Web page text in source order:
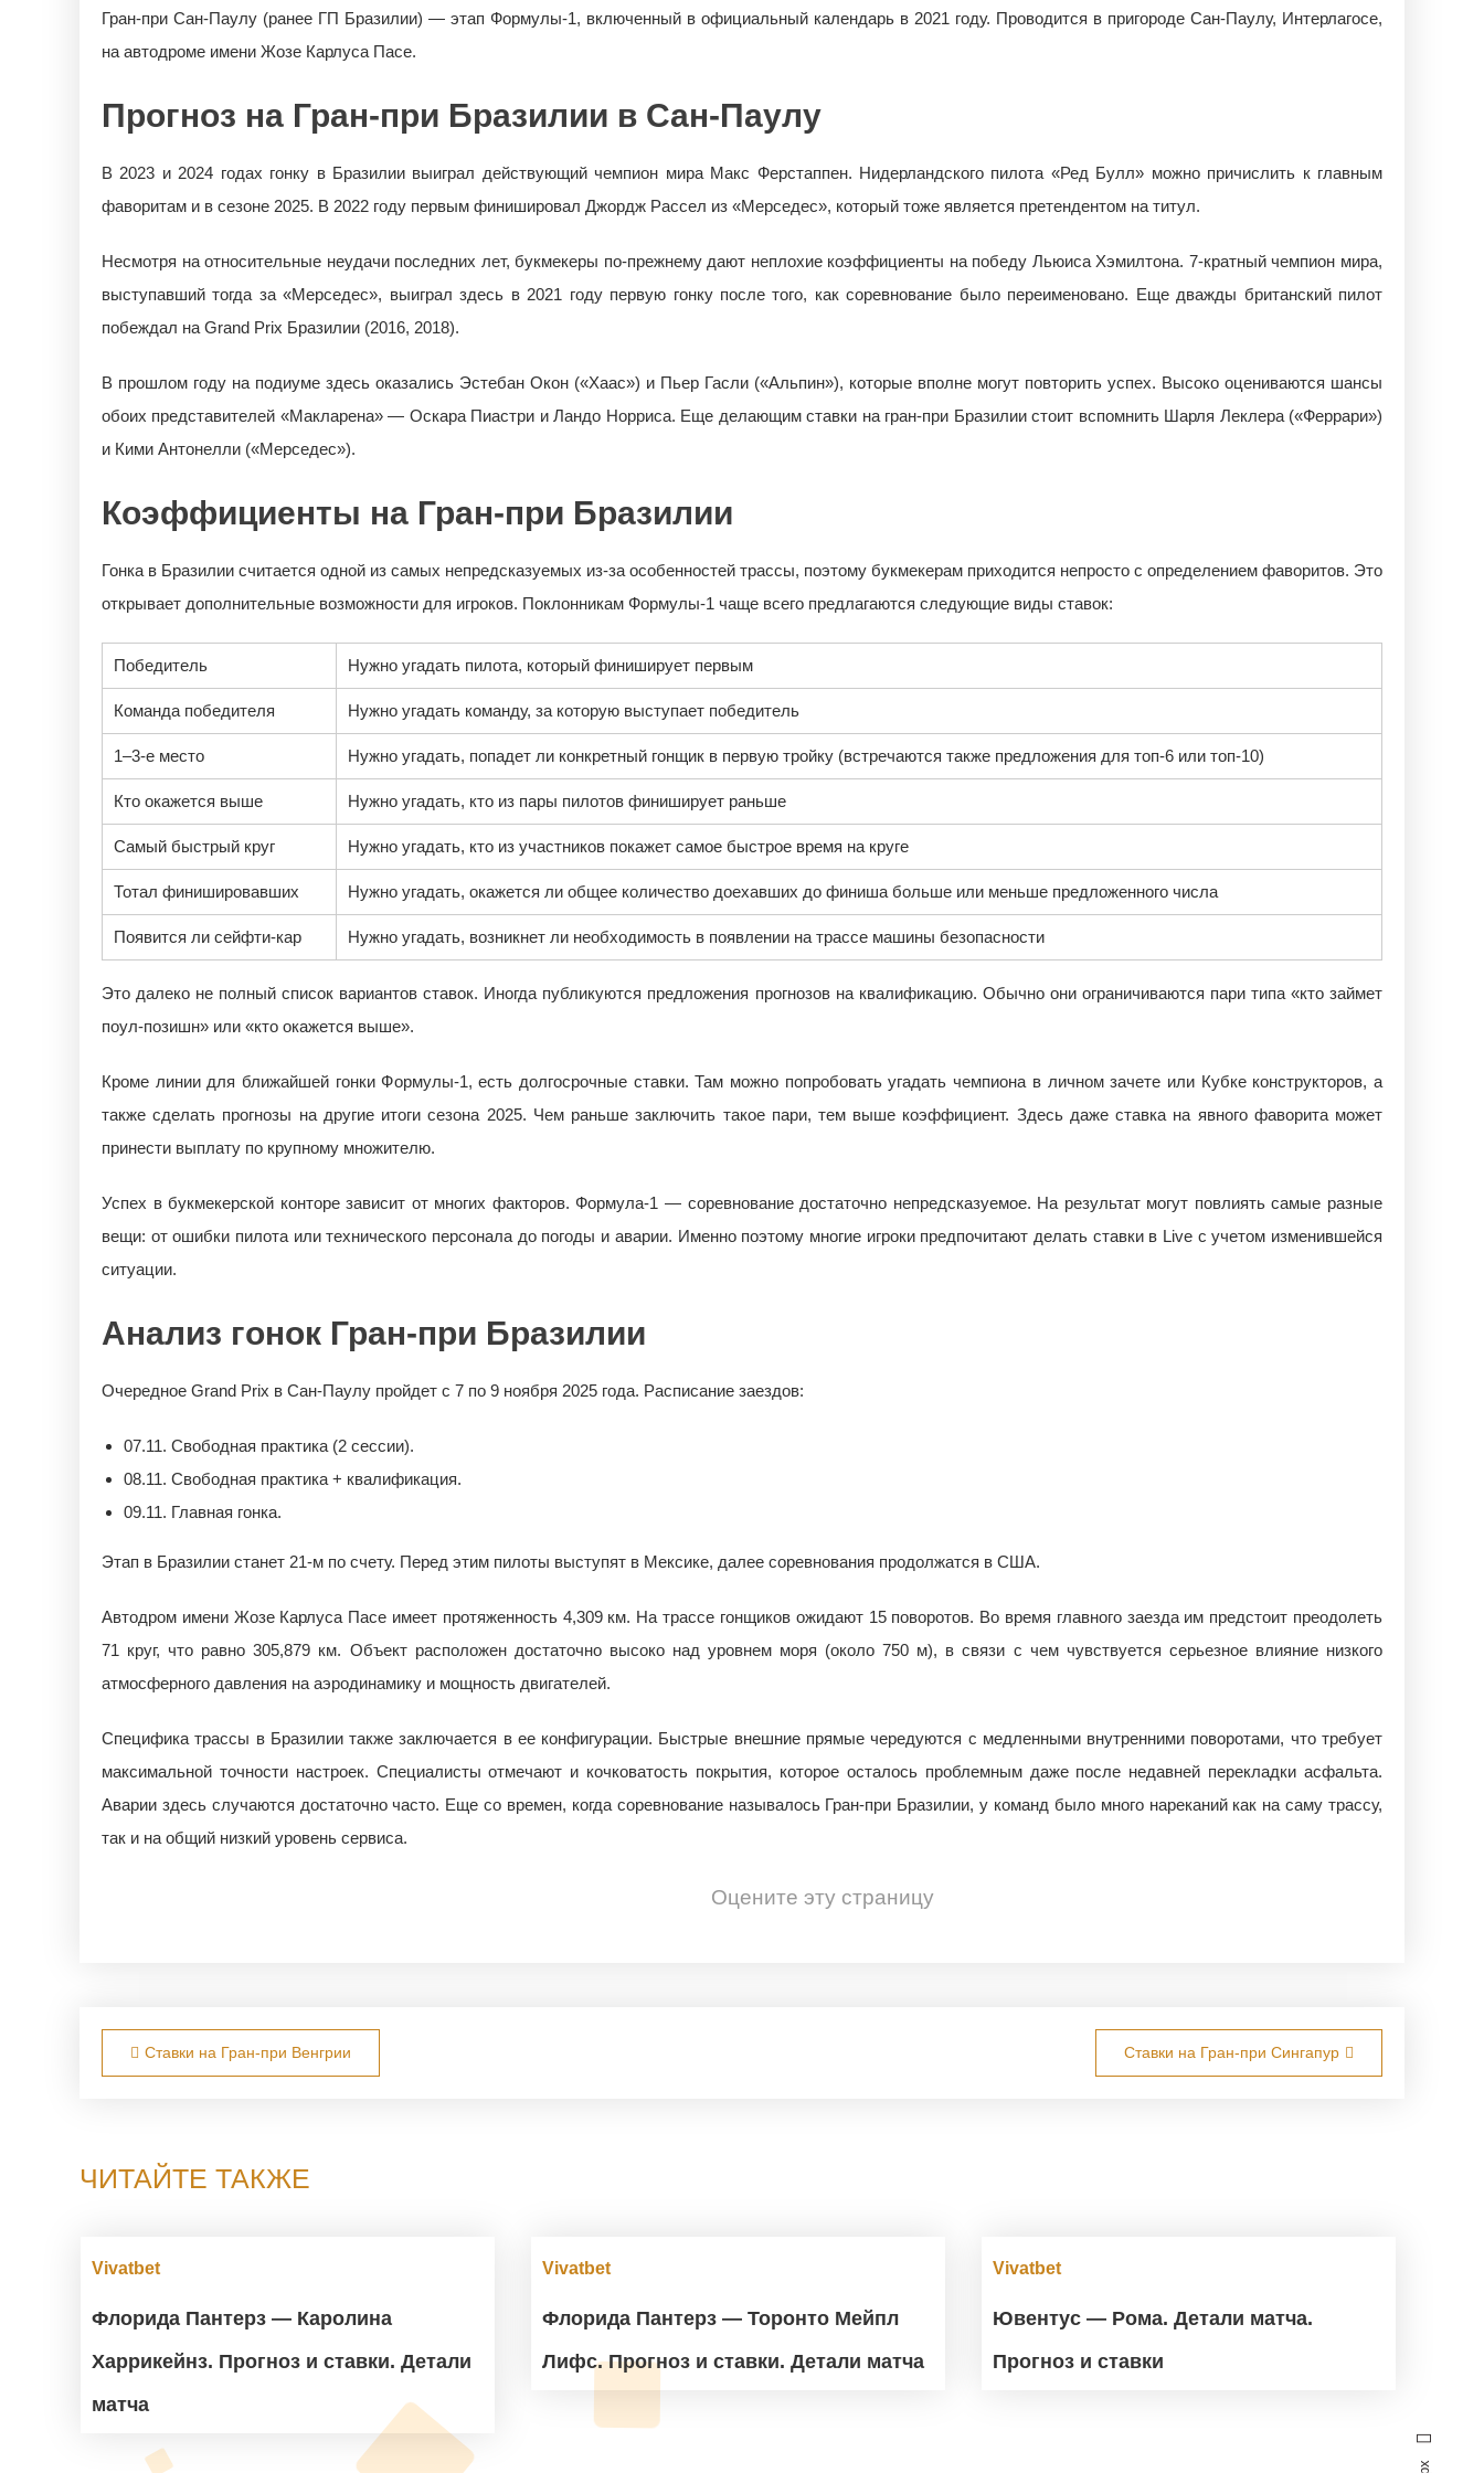
Гран-при Сан-Паулу (ранее ГП Бразилии) — этап Формулы-1, включенный в официальный календарь в 2021 году. Проводится в пригороде Сан-Паулу, Интерлагосе,
на автодроме имени Жозе Карлуса Пасе.
Прогноз на Гран-при Бразилии в Сан-Паулу
В 2023 и 2024 годах гонку в Бразилии выиграл действующий чемпион мира Макс Ферстаппен. Нидерландского пилота «Ред Булл» можно причислить к главным
фаворитам и в сезоне 2025. В 2022 году первым финишировал Джордж Рассел из «Мерседес», который тоже является претендентом на титул.
Несмотря на относительные неудачи последних лет, букмекеры по-прежнему дают неплохие коэффициенты на победу Льюиса Хэмилтона. 7-кратный чемпион мира,
выступавший тогда за «Мерседес», выиграл здесь в 2021 году первую гонку после того, как соревнование было переименовано. Еще дважды британский пилот
побеждал на Grand Prix Бразилии (2016, 2018).
В прошлом году на подиуме здесь оказались Эстебан Окон («Хаас») и Пьер Гасли («Альпин»), которые вполне могут повторить успех. Высоко оцениваются шансы
обоих представителей «Макларена» — Оскара Пиастри и Ландо Норриса. Еще делающим ставки на гран-при Бразилии стоит вспомнить Шарля Леклера («Феррари»)
и Кими Антонелли («Мерседес»).
Коэффициенты на Гран-при Бразилии
Гонка в Бразилии считается одной из самых непредсказуемых из-за особенностей трассы, поэтому букмекерам приходится непросто с определением фаворитов. Это
открывает дополнительные возможности для игроков. Поклонникам Формулы-1 чаще всего предлагаются следующие виды ставок:
Победитель Нужно угадать пилота, который финиширует первым
Команда победителя Нужно угадать команду, за которую выступает победитель
1–3-е место Нужно угадать, попадет ли конкретный гонщик в первую тройку (встречаются также предложения для топ-6 или топ-10)
Кто окажется выше Нужно угадать, кто из пары пилотов финиширует раньше
Самый быстрый круг Нужно угадать, кто из участников покажет самое быстрое время на круге
Тотал финишировавших Нужно угадать, окажется ли общее количество доехавших до финиша больше или меньше предложенного числа
Появится ли сейфти-кар Нужно угадать, возникнет ли необходимость в появлении на трассе машины безопасности
Это далеко не полный список вариантов ставок. Иногда публикуются предложения прогнозов на квалификацию. Обычно они ограничиваются пари типа «кто займет
поул-позишн» или «кто окажется выше».
Кроме линии для ближайшей гонки Формулы-1, есть долгосрочные ставки. Там можно попробовать угадать чемпиона в личном зачете или Кубке конструкторов, а
также сделать прогнозы на другие итоги сезона 2025. Чем раньше заключить такое пари, тем выше коэффициент. Здесь даже ставка на явного фаворита может
принести выплату по крупному множителю.
Успех в букмекерской конторе зависит от многих факторов. Формула-1 — соревнование достаточно непредсказуемое. На результат могут повлиять самые разные
вещи: от ошибки пилота или технического персонала до погоды и аварии. Именно поэтому многие игроки предпочитают делать ставки в Live с учетом изменившейся
ситуации.
Анализ гонок Гран-при Бразилии
Очередное Grand Prix в Сан-Паулу пройдет с 7 по 9 ноября 2025 года. Расписание заездов:
07.11. Свободная практика (2 сессии).
08.11. Свободная практика + квалификация.
09.11. Главная гонка.
Этап в Бразилии станет 21-м по счету. Перед этим пилоты выступят в Мексике, далее соревнования продолжатся в США.
Автодром имени Жозе Карлуса Пасе имеет протяженность 4,309 км. На трассе гонщиков ожидают 15 поворотов. Во время главного заезда им предстоит преодолеть
71 круг, что равно 305,879 км. Объект расположен достаточно высоко над уровнем моря (около 750 м), в связи с чем чувствуется серьезное влияние низкого
атмосферного давления на аэродинамику и мощность двигателей.
Специфика трассы в Бразилии также заключается в ее конфигурации. Быстрые внешние прямые чередуются с медленными внутренними поворотами, что требует
максимальной точности настроек. Специалисты отмечают и кочковатость покрытия, которое осталось проблемным даже после недавней перекладки асфальта.
Аварии здесь случаются достаточно часто. Еще со времен, когда соревнование называлось Гран-при Бразилии, у команд было много нареканий как на саму трассу,
так и на общий низкий уровень сервиса.
Оцените эту страницу
Навигация по записям
Ставки на Гран-при Венгрии Ставки на Гран-при Сингапур
ЧИТАЙТЕ ТАКЖЕ
Vivatbet
Флорида Пантерз — Каролина
Харрикейнз. Прогноз и ставки. Детали
матча
Vivatbet
Флорида Пантерз — Торонто Мейпл
Лифс. Прогноз и ставки. Детали матча
Vivatbet
Ювентус — Рома. Детали матча.
Прогноз и ставки